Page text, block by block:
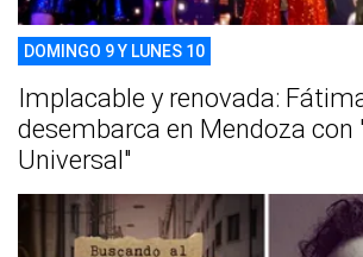
DOMINGO 9 Y LUNES 10
Implacable y renovada:
desembarca en Mendoza con
Universal"